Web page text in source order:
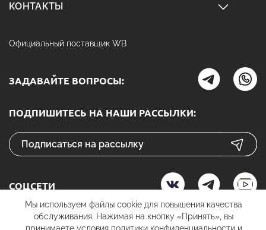
КОНТАКТЫ
Официальный поставщик WB
ЗАДАВАЙТЕ ВОПРОСЫ:
ПОДПИШИТЕСЬ НА НАШИ РАССЫЛКИ:
СОЦСЕТИ
Мы используем файлы cookie для повышения качества
обслуживания. Нажимая на кнопку «Принять», вы